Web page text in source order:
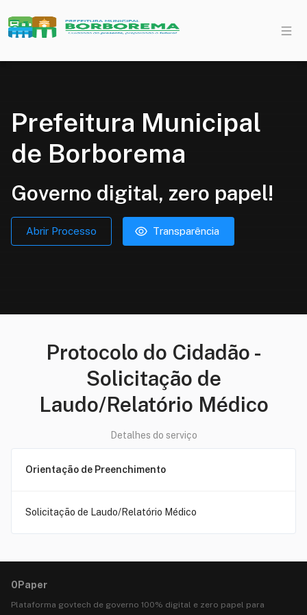
Prefeitura Municipal
de Borborema
Governo digital, zero papel!
Abrir Processo Transparência
Protocolo do Cidadão -
Solicitação de
Laudo/Relatório Médico
Detalhes do serviço
Orientação de Preenchimento
Solicitação de Laudo/Relatório Médico
0Paper
Plataforma govtech de governo 100% digital e zero papel para